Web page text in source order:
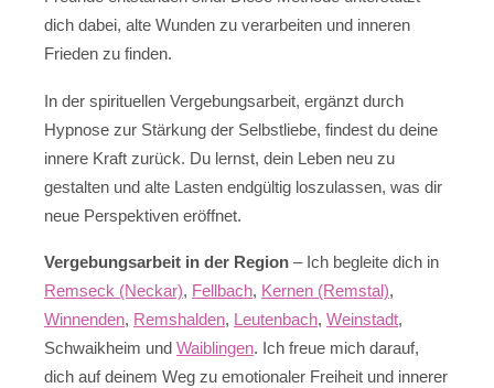
dich dabei, alte Wunden zu verarbeiten und inneren
Frieden zu finden.
In der spirituellen Vergebungsarbeit, ergänzt durch
Hypnose zur Stärkung der Selbstliebe, findest du deine
innere Kraft zurück. Du lernst, dein Leben neu zu
gestalten und alte Lasten endgültig loszulassen, was dir
neue Perspektiven eröffnet.
Vergebungsarbeit in der Region – Ich begleite dich in
Remseck (Neckar), Fellbach, Kernen (Remstal),
Winnenden, Remshalden, Leutenbach, Weinstadt,
Schwaikheim und Waiblingen. Ich freue mich darauf,
dich auf deinem Weg zu emotionaler Freiheit und innerer